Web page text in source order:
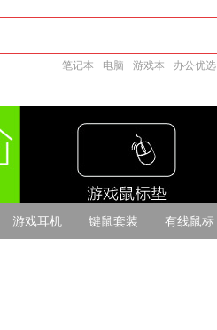
笔记本 电脑 游戏本 办公优选
游戏耳机 键鼠套装 有线鼠标